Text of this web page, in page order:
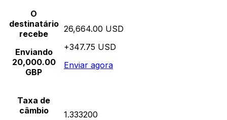
O
destinatário
recebe
Enviando
20,000.00
GBP
26,664.00 USD
+347.75 USD
Enviar agora
Taxa de
câmbio
1.333200